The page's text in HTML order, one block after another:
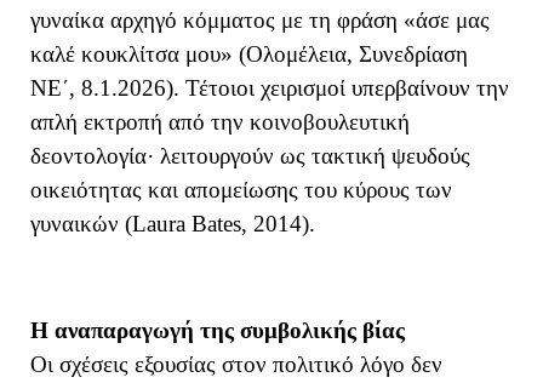
γυναίκα αρχηγό κόμματος με τη φράση «άσε μας
καλέ κουκλίτσα μου» (Ολομέλεια, Συνεδρίαση
ΝΕ΄, 8.1.2026). Τέτοιοι χειρισμοί υπερβαίνουν την
απλή εκτροπή από την κοινοβουλευτική
δεοντολογία· λειτουργούν ως τακτική ψευδούς
οικειότητας και απομείωσης του κύρους των
γυναικών (Laura Bates, 2014).
Η αναπαραγωγή της συμβολικής βίας
Οι σχέσεις εξουσίας στον πολιτικό λόγο δεν